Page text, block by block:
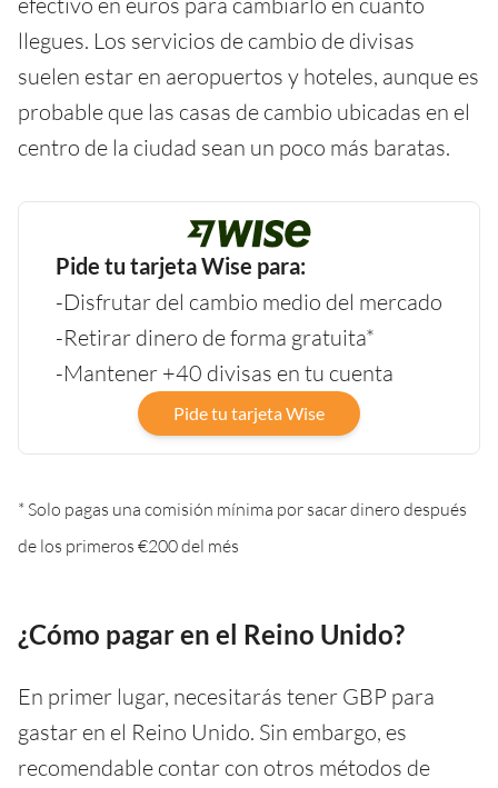
llegues. Los servicios de cambio de divisas
suelen estar en aeropuertos y hoteles, aunque es
probable que las casas de cambio ubicadas en el
centro de la ciudad sean un poco más baratas.
Pide tu tarjeta Wise para:
-Disfrutar del cambio medio del mercado
-Retirar dinero de forma gratuita*
-Mantener +40 divisas en tu cuenta
Pide tu tarjeta Wise
* Solo pagas una comisión mínima por sacar dinero después
de los primeros €200 del més
¿Cómo pagar en el Reino Unido?
En primer lugar, necesitarás tener GBP para
gastar en el Reino Unido. Sin embargo, es
recomendable contar con otros métodos de